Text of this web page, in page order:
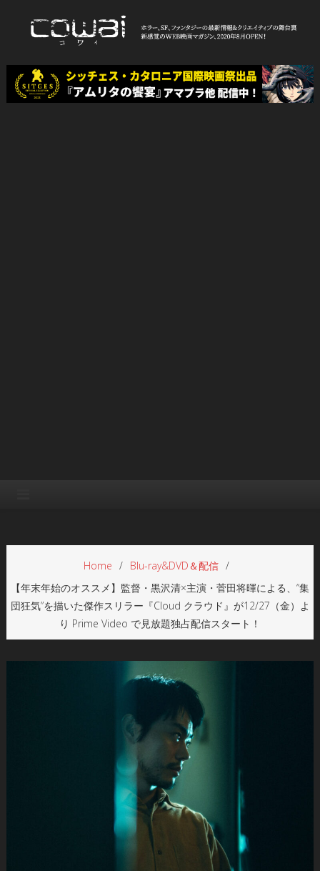
WEB映画マガジン「cowai コ
ワイ」
Home
Blu-ray&DVD＆配信
【年末年始のオススメ】監督・黒沢清×主演・菅田将暉による、“集
団狂気”を描いた傑作スリラー『Cloud クラウド』が12/27（金）よ
り Prime Video で見放題独占配信スタート！